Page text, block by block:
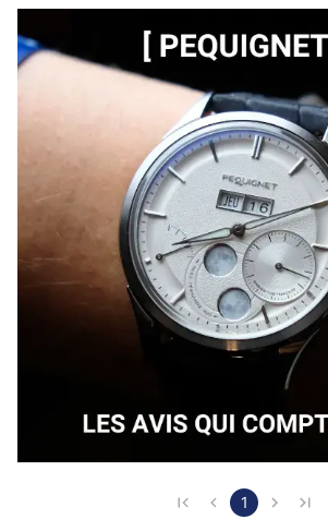
oublier que je la porte. Elle me suit
ne me pose la moindre question et
regarde, rayonnante avec sa
1